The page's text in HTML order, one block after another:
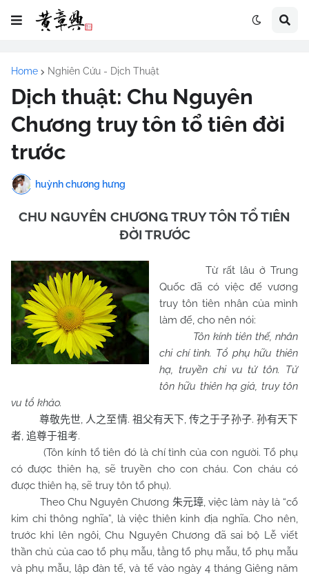
Home Nghiên Cứu - Dịch Thuật
Dịch thuật: Chu Nguyên
Chương truy tôn tổ tiên đời
trước
huỳnh chương hưng
CHU NGUYÊN CHƯƠNG TRUY TÔN TỔ TIÊN
ĐỜI TRƯỚC
Từ rất lâu ở Trung
Quốc đã có việc đế vương
truy tôn tiên nhân của mình
làm đế, cho nên nói:
Tôn kính tiên thế, nhân
chi chí tình. Tổ phụ hữu thiên
hạ, truyền chi vu tử tôn. Tử
tôn hữu thiên hạ giả, truy tôn
vu tổ khảo.
尊敬先世, 人之至情. 祖父有天下,传之于子孙子. 孙有天下
者, 追尊于祖考.
(Tôn kính tổ tiên đó là chí tình của con người. Tổ phụ
có được thiên hạ, sẽ truyền cho con cháu. Con cháu có
được thiên hạ, sẽ truy tôn tổ phụ).
Theo Chu Nguyên Chương 朱元璋, việc làm này là “cổ
kim chi thông nghĩa”, là việc thiên kinh địa nghĩa. Cho nên,
trước khi lên ngôi, Chu Nguyên Chương đã sai bộ Lễ viết
thần chủ của cao tổ phụ mẫu, tằng tổ phụ mẫu, tổ phụ mẫu
và phụ mẫu, lập đàn tế, và tế vào ngày 4 tháng Giêng năm